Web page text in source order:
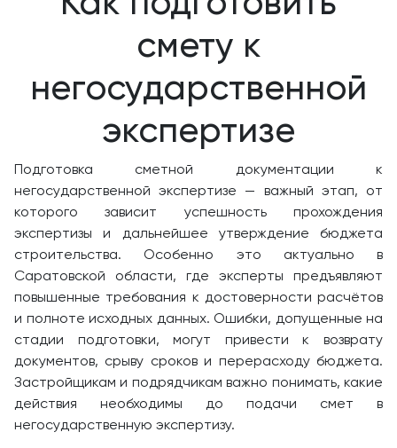
смету к
негосударственной
экспертизе
Подготовка сметной документации к
негосударственной экспертизе — важный этап, от
которого зависит успешность прохождения
экспертизы и дальнейшее утверждение бюджета
строительства. Особенно это актуально в
Саратовской области, где эксперты предъявляют
повышенные требования к достоверности расчётов
и полноте исходных данных. Ошибки, допущенные на
стадии подготовки, могут привести к возврату
документов, срыву сроков и перерасходу бюджета.
Застройщикам и подрядчикам важно понимать, какие
действия необходимы до подачи смет в
негосударственную экспертизу.